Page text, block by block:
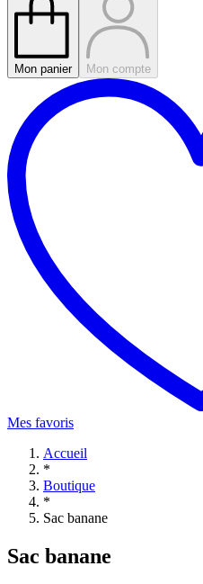
Mon panier Mon compte
Mes favoris
Accueil
*
Boutique
*
Sac banane
Sac banane